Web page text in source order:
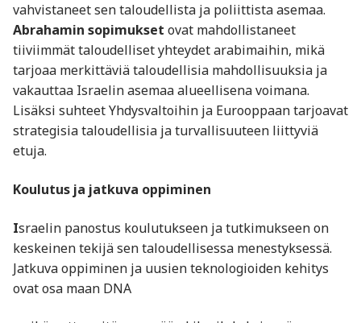
vahvistaneet sen taloudellista ja poliittista asemaa.
Abrahamin sopimukset ovat mahdollistaneet
tiiviimmät taloudelliset yhteydet arabimaihin, mikä
tarjoaa merkittäviä taloudellisia mahdollisuuksia ja
vakauttaa Israelin asemaa alueellisena voimana.
Lisäksi suhteet Yhdysvaltoihin ja Eurooppaan tarjoavat
strategisia taloudellisia ja turvallisuuteen liittyviä
etuja.
Koulutus ja jatkuva oppiminen
Israelin panostus koulutukseen ja tutkimukseen on
keskeinen tekijä sen taloudellisessa menestyksessä.
Jatkuva oppiminen ja uusien teknologioiden kehitys
ovat osa maan DNA